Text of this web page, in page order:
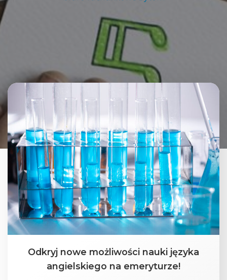
Odkryj nowe możliwości nauki języka
angielskiego na emeryturze!